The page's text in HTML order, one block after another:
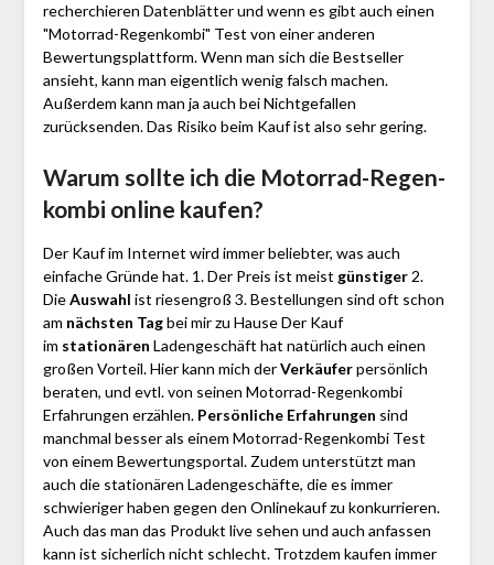
recherchieren Datenblätter und wenn es gibt auch einen
"Motorrad-Regen­kombi" Test von einer anderen
Bewertungsplattform. Wenn man sich die Bestseller
ansieht, kann man eigentlich wenig falsch machen.
Außerdem kann man ja auch bei Nichtgefallen
zurücksenden. Das Risiko beim Kauf ist also sehr gering.
Warum sollte ich die Motorrad-Regen­
kombi online kaufen?
Der Kauf im Internet wird immer beliebter, was auch
einfache Gründe hat. 1. Der Preis ist meist günstiger2.
DieAuswahl ist riesengroß 3. Bestellungen sind oft schon
am nächsten Tagbei mir zu Hause Der Kauf
im stationären Ladengeschäft hat natürlich auch einen
großen Vorteil. Hier kann mich derVerkäuferpersönlich
beraten, und evtl. von seinen Motorrad-Regen­kombi
Erfahrungen erzählen. Persönliche Erfahrungen sind
manchmal besser als einem Motorrad-Regen­kombi Test
von einem Bewertungsportal. Zudem unterstützt man
auch die stationären Ladengeschäfte, die es immer
schwieriger haben gegen den Onlinekauf zu konkurrieren.
Auch das man das Produkt live sehen und auch anfassen
kann ist sicherlich nicht schlecht. Trotzdem kaufen immer